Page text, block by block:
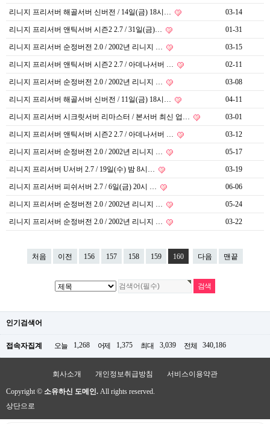
리니지 프리서버 해골서버 신버전 / 14일(금) 18시… 03-14
리니지 프리서버 앤틱서버 시즌2 2.7 / 31일(금)… 01-31
리니지 프리서버 순정버전 2.0 / 2002년 리니지 … 03-15
리니지 프리서버 앤틱서버 시즌2 2.7 / 아데나서버 … 02-11
리니지 프리서버 순정버전 2.0 / 2002년 리니지 … 03-08
리니지 프리서버 해골서버 신버전 / 11일(금) 18시… 04-11
리니지 프리서버 시크릿서버 리마스터 / 본서버 최신 업… 03-01
리니지 프리서버 앤틱서버 시즌2 2.7 / 아데나서버 … 03-12
리니지 프리서버 순정버전 2.0 / 2002년 리니지 … 05-17
리니지 프리서버 U서버 2.7 / 19일(수) 밤 8시… 03-19
리니지 프리서버 피쉬서버 2.7 / 6일(금) 20시 … 06-06
리니지 프리서버 순정버전 2.0 / 2002년 리니지 … 05-24
리니지 프리서버 순정버전 2.0 / 2002년 리니지 … 03-22
처음 이전 156 157 158 159 160 다음 맨끝
인기검색어
접속자집계 오늘 1,268 어제 1,375 최대 3,039 전체 340,186
회사소개 개인정보취급방침 서비스이용약관
Copyright © 소유하신 도메인. All rights reserved.
상단으로